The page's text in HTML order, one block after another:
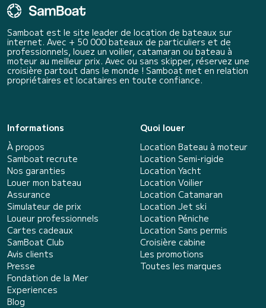
Samboat est le site leader de location de bateaux sur
internet. Avec + 50 000 bateaux de particuliers et de
professionnels, louez un voilier, catamaran ou bateau à
moteur au meilleur prix. Avec ou sans skipper, réservez une
croisière partout dans le monde ! Samboat met en relation
propriétaires et locataires en toute confiance.
Informations
À propos
Samboat recrute
Nos garanties
Louer mon bateau
Assurance
Simulateur de prix
Loueur professionnels
Cartes cadeaux
SamBoat Club
Avis clients
Presse
Fondation de la Mer
Experiences
Blog
Quoi louer
Location Bateau à moteur
Location Semi-rigide
Location Yacht
Location Voilier
Location Catamaran
Location Jet ski
Location Péniche
Location Sans permis
Croisière cabine
Les promotions
Toutes les marques